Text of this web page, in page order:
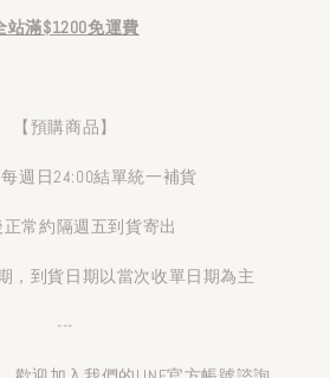
站滿$1200免運費
【預購商品】
週日24:00結單統一補貨
常約隔週五到貨寄出
，到貨日期以當次收單日期為主
---